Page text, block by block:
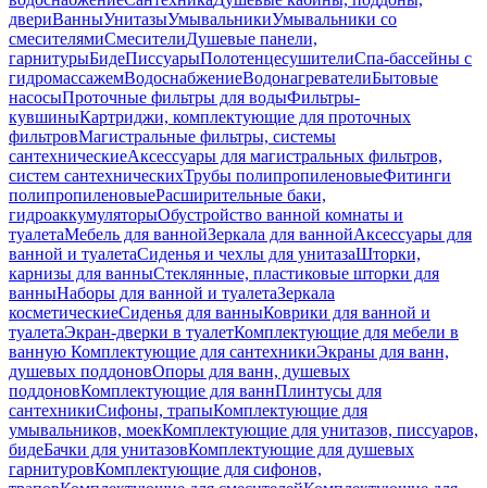
двериВанныУнитазыУмывальникиУмывальники со
смесителямиСмесителиДушевые панели,
гарнитурыБидеПиссуарыПолотенцесушителиСпа-бассейны с
гидромассажемВодоснабжениеВодонагревателиБытовые
насосыПроточные фильтры для водыФильтры-
кувшиныКартриджи, комплектующие для проточных
фильтровМагистральные фильтры, системы
сантехническиеАксессуары для магистральных фильтров,
систем сантехническихТрубы полипропиленовыеФитинги
полипропиленовыеРасширительные баки,
гидроаккумуляторыОбустройство ванной комнаты и
туалетаМебель для ваннойЗеркала для ваннойАксессуары для
ванной и туалетаСиденья и чехлы для унитазаШторки,
карнизы для ванныСтеклянные, пластиковые шторки для
ванныНаборы для ванной и туалетаЗеркала
косметическиеСиденья для ванныКоврики для ванной и
туалетаЭкран-дверки в туалетКомплектующие для мебели в
ванную Комплектующие для сантехникиЭкраны для ванн,
душевых поддоновОпоры для ванн, душевых
поддоновКомплектующие для ваннПлинтусы для
сантехникиСифоны, трапыКомплектующие для
умывальников, моекКомплектующие для унитазов, писсуаров,
бидеБачки для унитазовКомплектующие для душевых
гарнитуровКомплектующие для сифонов,